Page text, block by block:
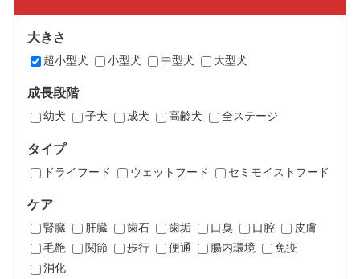
大きさ
超小型犬 小型犬 中型犬 大型犬
成長段階
幼犬 子犬 成犬 高齢犬 全ステージ
タイプ
ドライフード ウェットフード セミモイストフード
ケア
腎臓 肝臓 歯石 歯垢 口臭 口腔
皮膚
毛艶
関節 歩行 便通 腸内環境
免疫
消化